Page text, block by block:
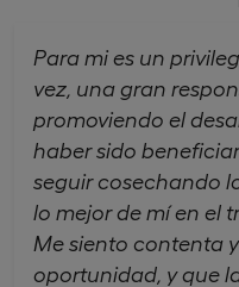
Para mi es un
vez, una gran
promoviendo el
haber sido
seguir cosechando
lo mejor de mí en el
Me siento contenta
oportunidad, y que